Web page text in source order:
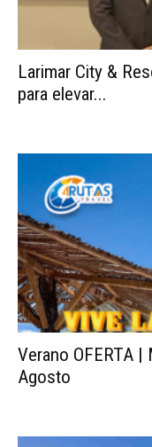
Larimar City &
para elevar...
Verano OFERTA |
Agosto